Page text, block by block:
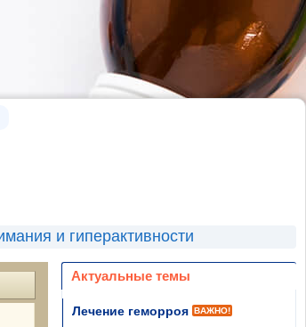
и гиперактивности
Актуальные темы
Лечение геморроя ВАЖНО!